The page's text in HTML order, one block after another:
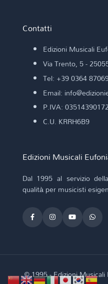
Contatti
Edizioni Musicali
Via Trento, 5 -
Tel: +39 0364
Email:
P.IVA: 03514390172
C.U. KRRH6B9
Edizioni Musicali
Dal 1995 al servizio
qualità per musicisti
© 1995 - Edizioni